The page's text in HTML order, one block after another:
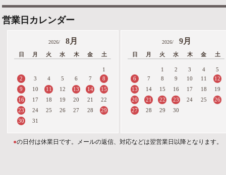
営業日カレンダー
2026/ 8月
日 月 火 水 木 金 土
1
2
3 4 5 6 7
8
9
10 11 12 13 14
15
16
17 18 19 20 21
22
23
24 25 26 27 28
29
30
31
2026/ 9月
日 月 火 水 木 金 土
1 2 3 4
5
6
7 8 9 10 11
12
13
14 15 16 17 18
19
20
21 22 23 24 25
26
27
28 29 30
●の日付は休業日です。メールの返信、対応などは翌営業日以降となります。